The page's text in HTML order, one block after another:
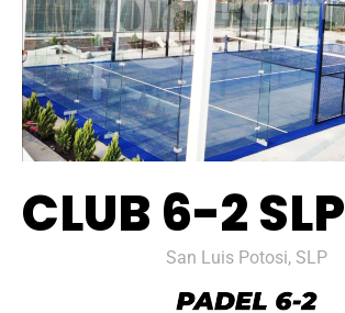
CLUB 6-2 SLP
San Luis Potosi, SLP